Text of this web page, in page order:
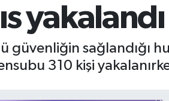
yakalandı
sağlandığı
310 kişi